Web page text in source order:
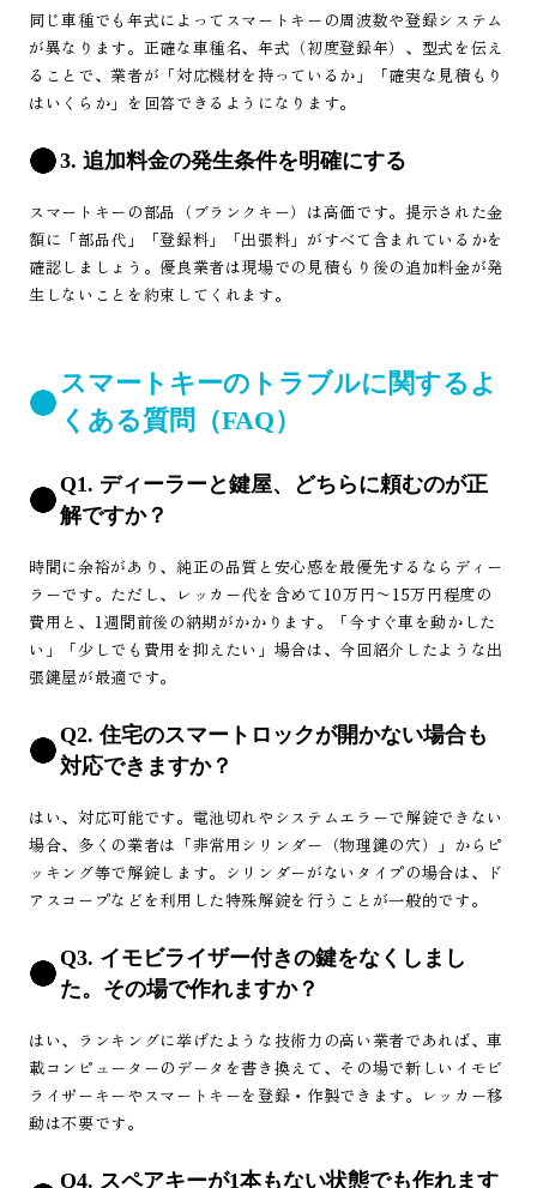
同じ車種でも年式によってスマートキーの周波数や登録システム
が異なります。正確な車種名、年式（初度登録年）、型式を伝え
ることで、業者が「対応機材を持っているか」「確実な見積もり
はいくらか」を回答できるようになります。
3. 追加料金の発生条件を明確にする
スマートキーの部品（ブランクキー）は高価です。提示された金
額に「部品代」「登録料」「出張料」がすべて含まれているかを
確認しましょう。優良業者は現場での見積もり後の追加料金が発
生しないことを約束してくれます。
スマートキーのトラブルに関するよ
くある質問（FAQ）
Q1. ディーラーと鍵屋、どちらに頼むのが正
解ですか？
時間に余裕があり、純正の品質と安心感を最優先するならディー
ラーです。ただし、レッカー代を含めて10万円〜15万円程度の
費用と、1週間前後の納期がかかります。「今すぐ車を動かした
い」「少しでも費用を抑えたい」場合は、今回紹介したような出
張鍵屋が最適です。
Q2. 住宅のスマートロックが開かない場合も
対応できますか？
はい、対応可能です。電池切れやシステムエラーで解錠できない
場合、多くの業者は「非常用シリンダー（物理鍵の穴）」からピ
ッキング等で解錠します。シリンダーがないタイプの場合は、ド
アスコープなどを利用した特殊解錠を行うことが一般的です。
Q3. イモビライザー付きの鍵をなくしまし
た。その場で作れますか？
はい、ランキングに挙げたような技術力の高い業者であれば、車
載コンピューターのデータを書き換えて、その場で新しいイモビ
ライザーキーやスマートキーを登録・作製できます。レッカー移
動は不要です。
Q4. スペアキーが1本もない状態でも作れます